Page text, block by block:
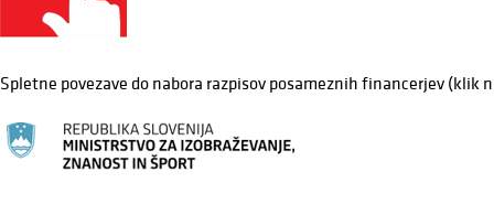
Spletne povezave do nabora razpisov posameznih financerjev (klik